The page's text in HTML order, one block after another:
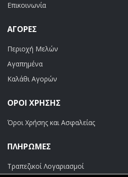
Επικοινωνία
ΑΓΟΡΈΣ
Περιοχή Μελών
Αγαπημένα
Καλάθι Αγορών
ΟΡΟΙ ΧΡΗΣΗΣ
Όροι Χρήσης και Ασφαλείας
ΠΛΗΡΩΜΕΣ
Τραπεζικοί Λογαριασμοί